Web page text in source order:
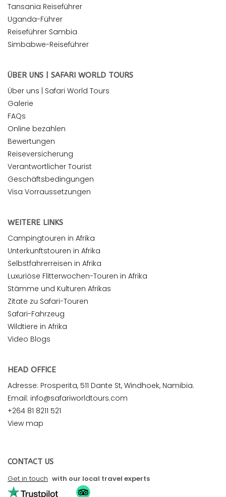
Tansania Reiseführer
Uganda-Führer
Reiseführer Sambia
Simbabwe-Reiseführer
ÜBER UNS | SAFARI WORLD TOURS
Über uns | Safari World Tours
Galerie
FAQs
Online bezahlen
Bewertungen
Reiseversicherung
Verantwortlicher Tourist
Geschäftsbedingungen
Visa Vorraussetzungen
WEITERE LINKS
Campingtouren in Afrika
Unterkunftstouren in Afrika
Selbstfahrerreisen in Afrika
Luxuriöse Flitterwochen-Touren in Afrika
Stämme und Kulturen Afrikas
Zitate zu Safari-Touren
Safari-Fahrzeug
Wildtiere in Afrika
Video Blogs
HEAD OFFICE
Adresse: Prosperita, 511 Dante St, Windhoek, Namibia.
Email: info@safariworldtours.com
+264 81 8211 521
View map
CONTACT US
Get in touch with our local travel experts